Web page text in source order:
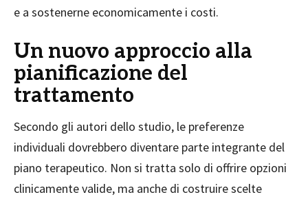
e a sostenerne economicamente i costi.
Un nuovo approccio alla
pianificazione del
trattamento
Secondo gli autori dello studio, le preferenze
individuali dovrebbero diventare parte integrante del
piano terapeutico. Non si tratta solo di offrire opzioni
clinicamente valide, ma anche di costruire scelte